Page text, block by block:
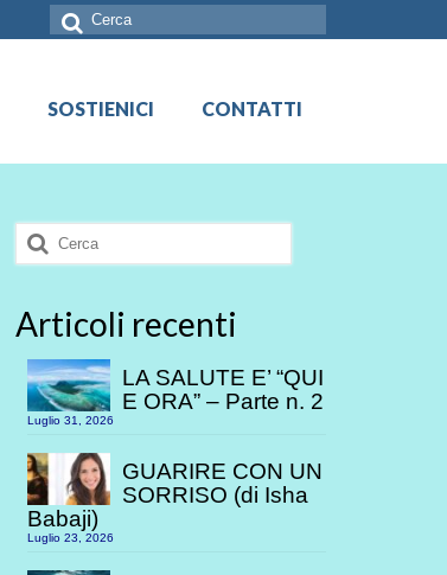
Cerca:
SOSTIENICI CONTATTI
Cerca:
Articoli recenti
LA SALUTE E’ “QUI
E ORA” – Parte n. 2
Luglio 31, 2026
GUARIRE CON UN
SORRISO (di Isha
Babaji)
Luglio 23, 2026